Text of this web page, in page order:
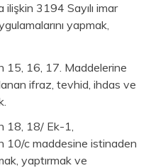
3194 Sayılı imar
yapmak,
15, 16, 17. Maddelerine
ifraz, tevhid, ihdas ve
18, 18/ Ek-1,
10/c maddesine istinaden
yaptırmak ve